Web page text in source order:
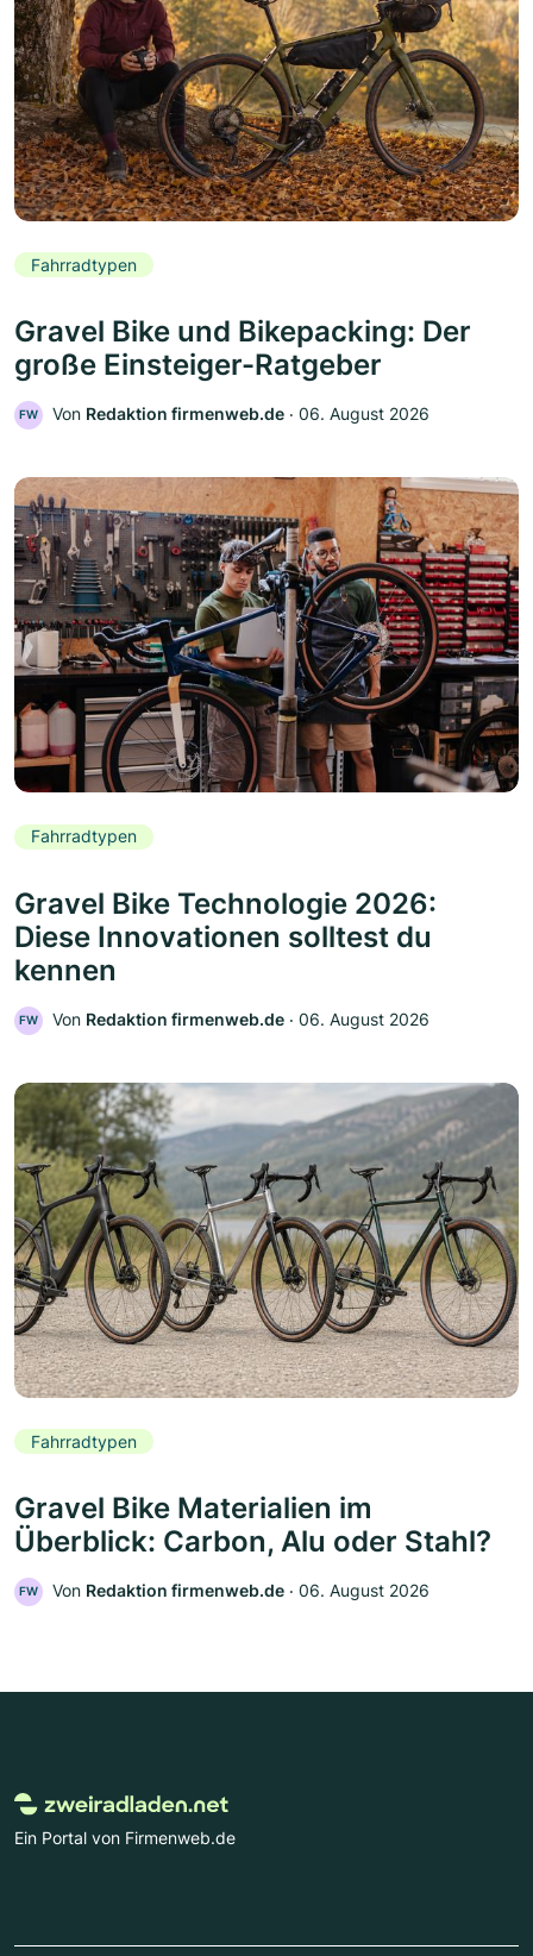
Fahrradtypen
Gravel Bike und Bikepacking: Der
große Einsteiger-Ratgeber
FW Von Redaktion firmenweb.de ‧ 06. August 2026
Fahrradtypen
Gravel Bike Technologie 2026:
Diese Innovationen solltest du
kennen
FW Von Redaktion firmenweb.de ‧ 06. August 2026
Fahrradtypen
Gravel Bike Materialien im
Überblick: Carbon, Alu oder Stahl?
FW Von Redaktion firmenweb.de ‧ 06. August 2026
Ein Portal von Firmenweb.de